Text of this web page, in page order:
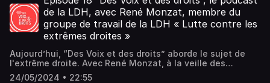
de la LDH, avec René Monzat, membre du
groupe de travail de la LDH « Lutte contre les
extrêmes droites »
Aujourd’hui, “Des Voix et des droits” aborde le sujet de
l'extrême droite. Avec René Monzat, à la veille des
élections européennes, nous dressons un état des lieux.
24/05/2024 • 22:55